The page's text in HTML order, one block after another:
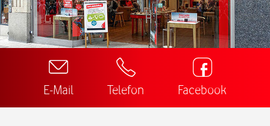
E-Mail Telefon Facebook